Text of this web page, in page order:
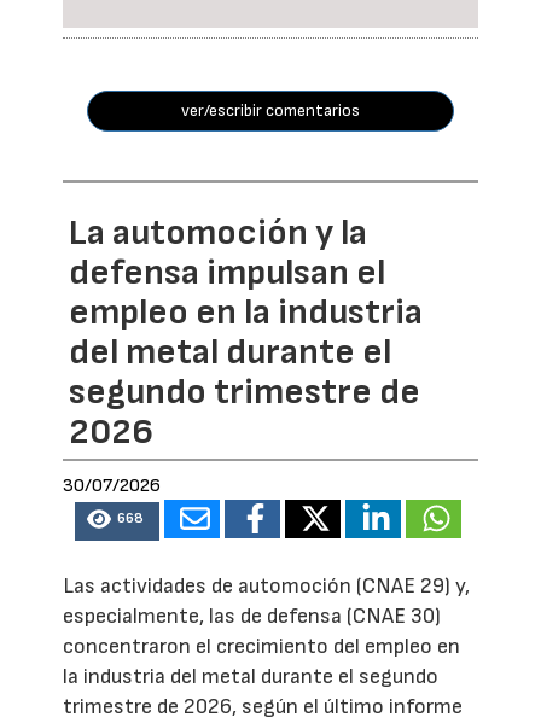
ver/escribir comentarios
La automoción y la
defensa impulsan el
empleo en la industria
del metal durante el
segundo trimestre de
2026
30/07/2026
668
Las actividades de automoción (CNAE 29) y,
especialmente, las de defensa (CNAE 30)
concentraron el crecimiento del empleo en
la industria del metal durante el segundo
trimestre de 2026, según el último informe